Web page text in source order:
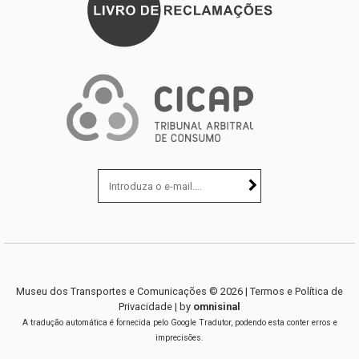
Museu dos Transportes e Comunicações © 2026 | Termos e Política de
Privacidade | by omnisinal
A tradução automática é fornecida pelo Google Tradutor, podendo esta conter erros e
imprecisões.